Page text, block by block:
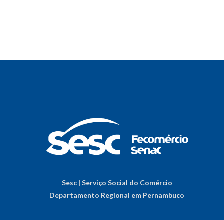
Sesc | Serviço Social do Comércio
Departamento Regional em Pernambuco